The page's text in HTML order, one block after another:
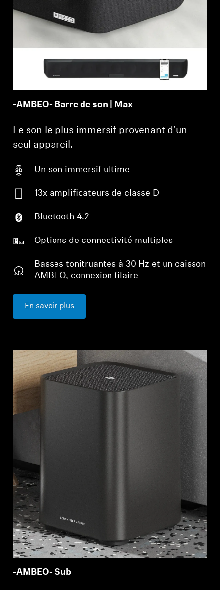
-AMBEO- Barre de son | Max
Le son le plus immersif provenant d’un
seul appareil.
Un son immersif ultime
13x amplificateurs de classe D
Bluetooth 4.2
Options de connectivité multiples
Basses tonitruantes à 30 Hz et un caisson
AMBEO, connexion filaire
En savoir plus
-AMBEO- Sub